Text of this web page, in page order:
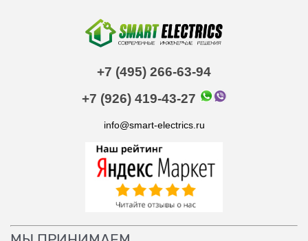
+7 (495) 266-63-94
+7 (926) 419-43-27
info@smart-electrics.ru